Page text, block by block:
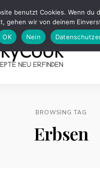
BROWSING TAG
Erbsen
benutzt Cookies. Wenn du
gehen wir von deinem
OK
Nein